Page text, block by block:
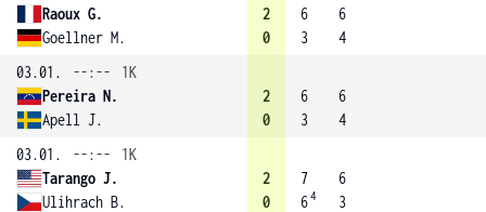
Raoux G.
Goellner M.
2
0
6
3
6
4
03.01.
--:--
1K
Pereira N.
Apell J.
2
0
6
3
6
4
03.01.
--:--
1K
Tarango J.
Ulihrach B.
2
0
7
64
6
3